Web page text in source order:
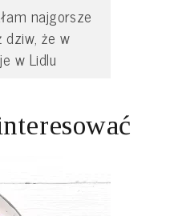
najgorsze
dziw, że w
w Lidlu